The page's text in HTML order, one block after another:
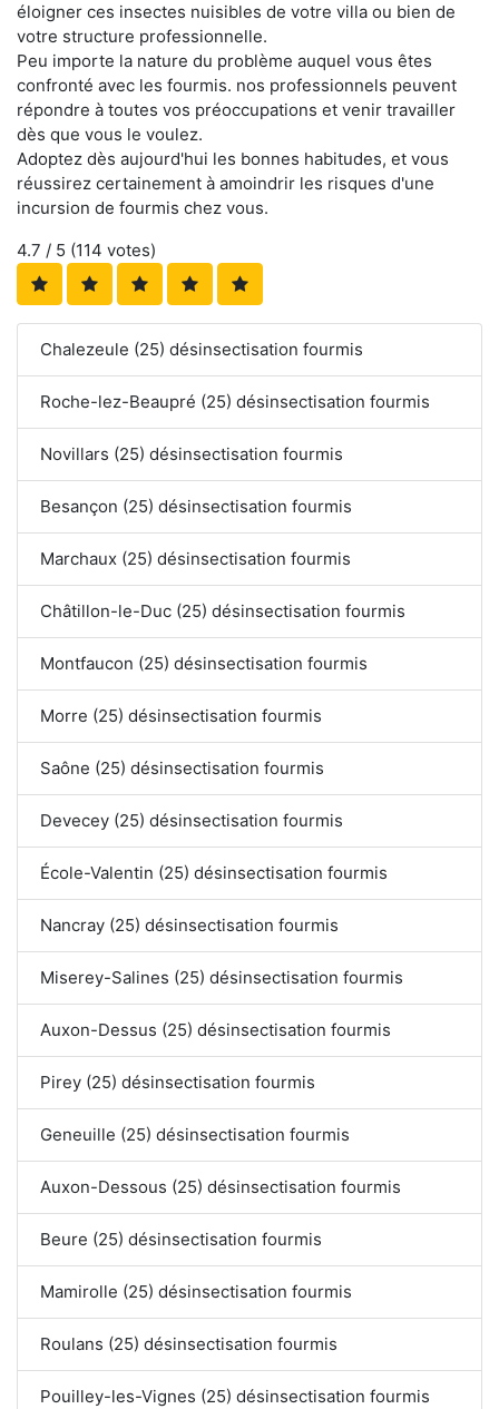
éloigner ces insectes nuisibles de votre villa ou bien de
votre structure professionnelle.
Peu importe la nature du problème auquel vous êtes
confronté avec les fourmis. nos professionnels peuvent
répondre à toutes vos préoccupations et venir travailler
dès que vous le voulez.
Adoptez dès aujourd'hui les bonnes habitudes, et vous
réussirez certainement à amoindrir les risques d'une
incursion de fourmis chez vous.
4.7 / 5 (114 votes)
Chalezeule (25) désinsectisation fourmis
Roche-lez-Beaupré (25) désinsectisation fourmis
Novillars (25) désinsectisation fourmis
Besançon (25) désinsectisation fourmis
Marchaux (25) désinsectisation fourmis
Châtillon-le-Duc (25) désinsectisation fourmis
Montfaucon (25) désinsectisation fourmis
Morre (25) désinsectisation fourmis
Saône (25) désinsectisation fourmis
Devecey (25) désinsectisation fourmis
École-Valentin (25) désinsectisation fourmis
Nancray (25) désinsectisation fourmis
Miserey-Salines (25) désinsectisation fourmis
Auxon-Dessus (25) désinsectisation fourmis
Pirey (25) désinsectisation fourmis
Geneuille (25) désinsectisation fourmis
Auxon-Dessous (25) désinsectisation fourmis
Beure (25) désinsectisation fourmis
Mamirolle (25) désinsectisation fourmis
Roulans (25) désinsectisation fourmis
Pouilley-les-Vignes (25) désinsectisation fourmis